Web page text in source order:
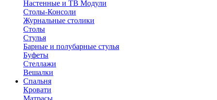
Настенные и ТВ Модули
Столы-Консоли
Журнальные столики
Столы
Стулья
Барные и полубарные стулья
Буфеты
Стеллажи
Вешалки
Cпальня
Кровати
Матрасы